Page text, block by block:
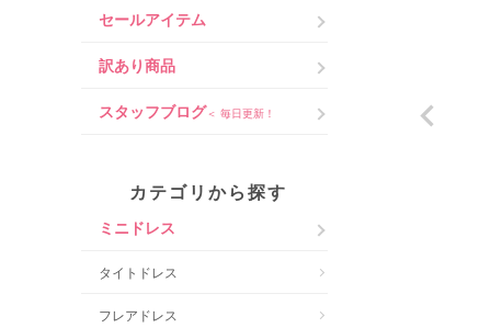
セールアイテム
訳あり商品
スタッフブログ＜ 毎日更新！
カテゴリから探す
ミニドレス
タイトドレス
フレアドレス